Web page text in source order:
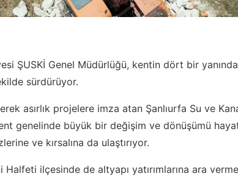
ŞUSKİ Genel Müdürlüğü, kentin dört bir
sürdürüyor.
asırlık projelere imza atan Şanlıurfa Su ve
genelinde büyük bir değişim ve dönüşümü
ve kırsalına da ulaştırıyor.
ilçesinde de altyapı yatırımlarına ara